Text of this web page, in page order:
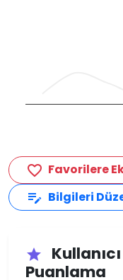
favorite_border Favorilere
edit_note Bilgileri
star
Puanlama